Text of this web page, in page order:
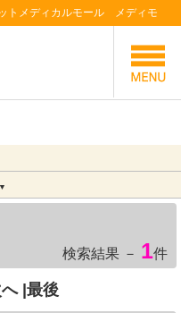
トメディカルモール メディモ
▼
検索結果 － 1件
|最後